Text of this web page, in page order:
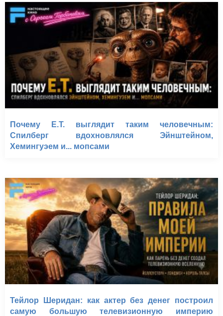
Почему E.T. выглядит таким человечным:
Спилберг вдохновлялся Эйнштейном,
Хемингуэем и... мопсами
Тейлор Шеридан: как актер без денег построил
самую большую телевизионную империю